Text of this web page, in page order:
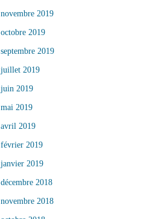
novembre 2019
octobre 2019
septembre 2019
juillet 2019
juin 2019
mai 2019
avril 2019
février 2019
janvier 2019
décembre 2018
novembre 2018